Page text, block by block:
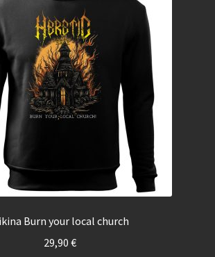
Burn your local church
29,90 €